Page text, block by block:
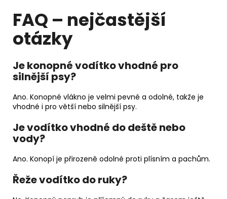
FAQ – nejčastější
otázky
Je konopné vodítko vhodné pro
silnější psy?
Ano. Konopné vlákno je velmi pevné a odolné, takže je
vhodné i pro větší nebo silnější psy.
Je vodítko vhodné do deště nebo
vody?
Ano. Konopí je přirozeně odolné proti plísním a pachům.
Řeže vodítko do ruky?